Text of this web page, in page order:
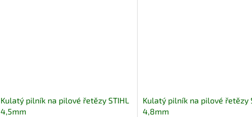
Kulatý pilník na pilové řetězy STIHL
4,5mm
Kulatý pilník na pilové řetězy
4,8mm